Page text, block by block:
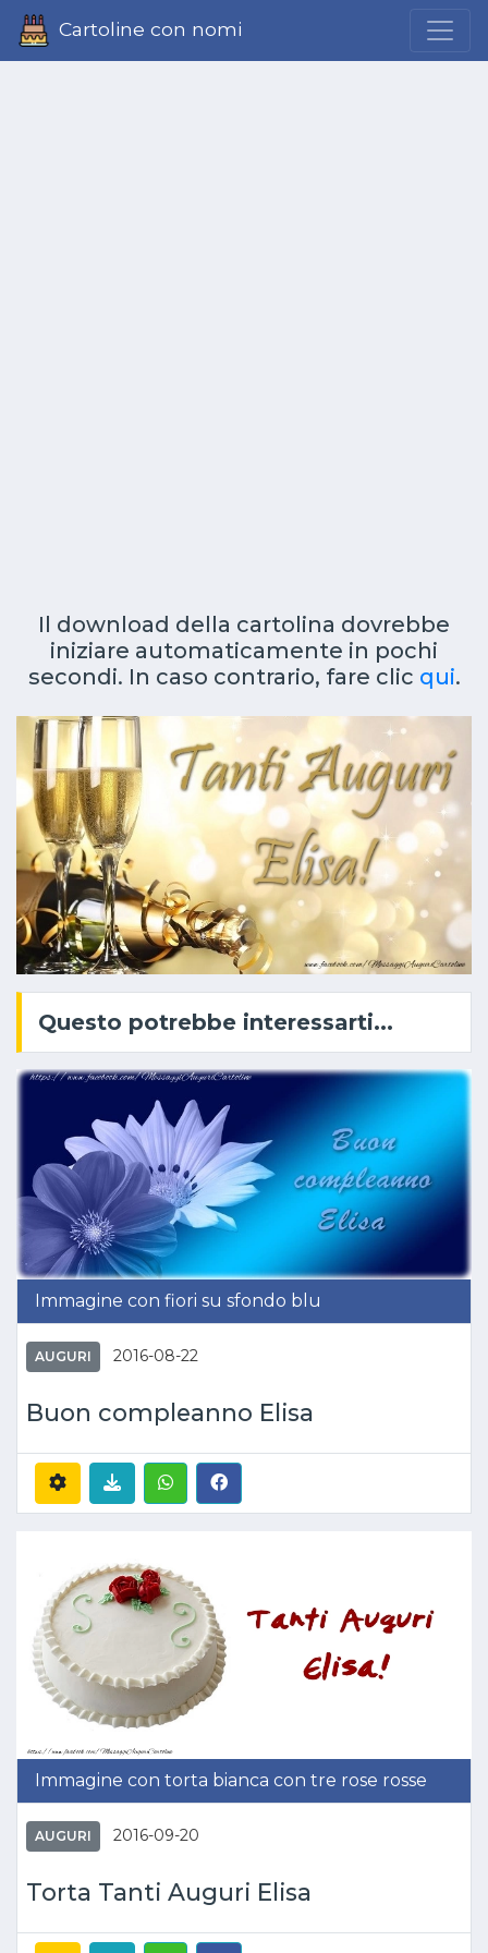
Cartoline con nomi
Il download della cartolina dovrebbe
iniziare automaticamente in pochi
secondi. In caso contrario, fare clic qui.
Questo potrebbe interessarti...
Immagine con fiori su sfondo blu
AUGURI 2016-08-22
Buon compleanno Elisa
Immagine con torta bianca con tre rose rosse
AUGURI 2016-09-20
Torta Tanti Auguri Elisa